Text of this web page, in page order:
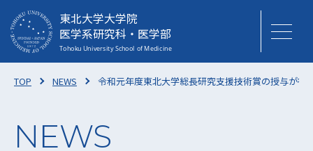
東北大学大学院
医学系研究科・医学部
TOP NEWS 令和元年度東北大学総長研究支援技術賞の授与が行